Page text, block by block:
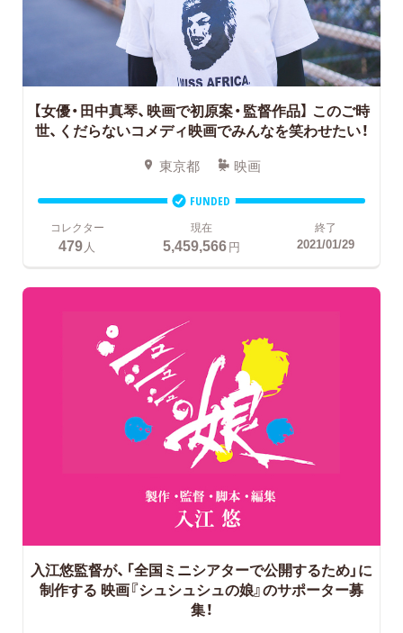
【女優・田中真琴、映画で初原案・監督作品】 このご時
世、くだらないコメディ映画でみんなを笑わせたい！
東京都 映画
FUNDED
コレクター
479人
現在
5,459,566円
終了
2021/01/29
入江悠監督が、「全国ミニシアターで公開するため」に
制作する 映画『シュシュシュの娘』のサポーター募
集！